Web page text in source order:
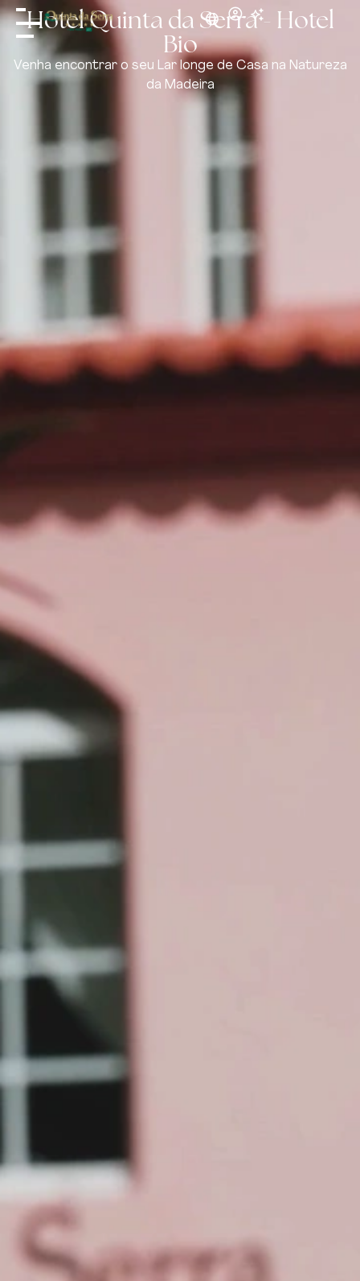
Hotel Quinta da Serra - Hotel
Bio
Venha encontrar o seu Lar longe de Casa na Natureza
da Madeira